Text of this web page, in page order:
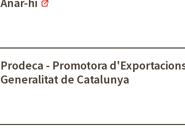
Prodeca - Promotora
Generalitat de Catalunya